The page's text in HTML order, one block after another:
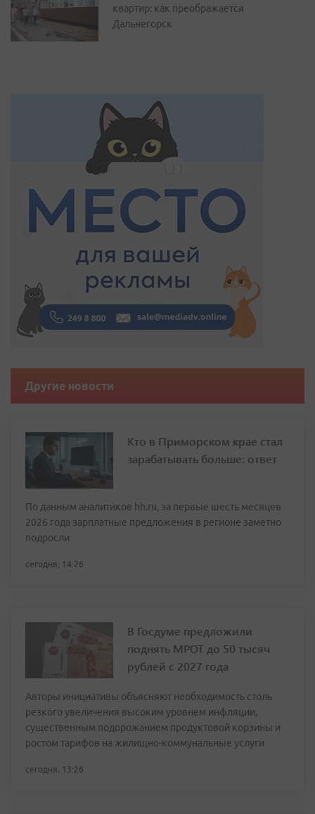
квартир: как преображается
Дальнегорск
Другие новости
Кто в Приморском крае стал
зарабатывать больше: ответ
По данным аналитиков hh.ru, за первые шесть месяцев
2026 года зарплатные предложения в регионе заметно
подросли
сегодня, 14:26
В Госдуме предложили
поднять МРОТ до 50 тысяч
рублей с 2027 года
Авторы инициативы объясняют необходимость столь
резкого увеличения высоким уровнем инфляции,
существенным подорожанием продуктовой корзины и
ростом тарифов на жилищно-коммунальные услуги
сегодня, 13:26